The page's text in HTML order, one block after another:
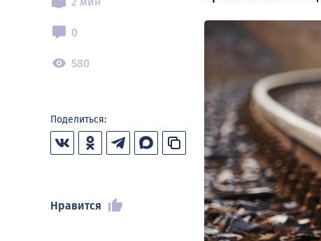
0
580
Поделиться:
Нравится